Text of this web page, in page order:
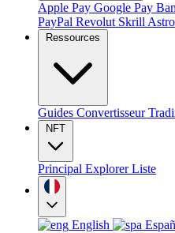
Apple Pay Google Pay
PayPal Revolut Skrill
Ressources
Guides Convertisseur
NFT
Principal ExplorerListe
English